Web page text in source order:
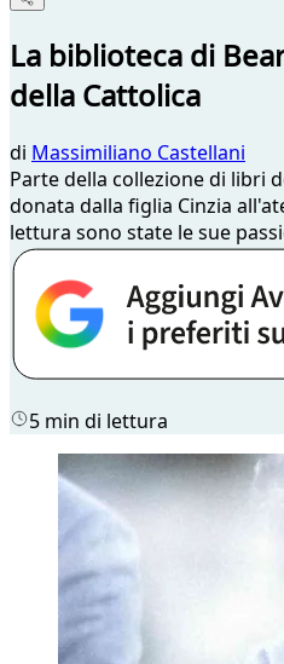
La biblioteca di
della Cattolica
di Massimiliano Castellani
Parte della collezione di libri
donata dalla figlia Cinzia
lettura sono state le sue
5 min di lettura